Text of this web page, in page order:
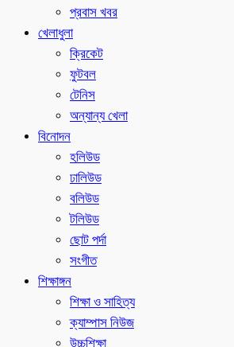
প্রবাস খবর
খেলাধুলা
ক্রিকেট
ফুটবল
টেনিস
অন্যান্য খেলা
বিনোদন
হলিউড
ঢালিউড
বলিউড
টলিউড
ছোট পর্দা
সংগীত
শিক্ষাঙ্গন
শিক্ষা ও সাহিত্য
ক্যাম্পাস নিউজ
উচ্চশিক্ষা